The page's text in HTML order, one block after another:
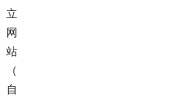
立
网
站
（
自